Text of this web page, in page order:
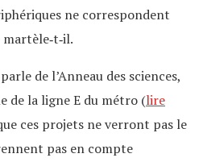
ne correspondent
de l’Anneau des sciences,
de la ligne E du métro (lire
ces projets ne verront pas le
pas en compte